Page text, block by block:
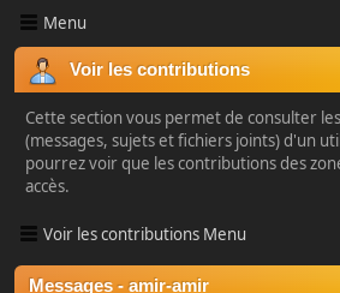
Menu
Voir les contributions
Cette section vous permet de consulter
(messages, sujets et fichiers joints) d'un
pourrez voir que les contributions des
accès.
Voir les contributions Menu
Messages - amir-amir